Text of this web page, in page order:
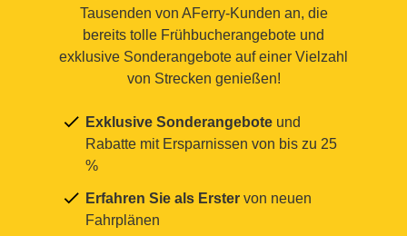
Tausenden von AFerry-Kunden an, die
bereits tolle Frühbucherangebote und
exklusive Sonderangebote auf einer Vielzahl
von Strecken genießen!
Exklusive Sonderangebote und
Rabatte mit Ersparnissen von bis zu 25
%
Erfahren Sie als Erster von neuen
Fahrplänen